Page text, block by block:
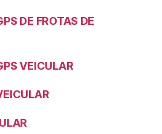
DE FROTAS DE
VEICULAR